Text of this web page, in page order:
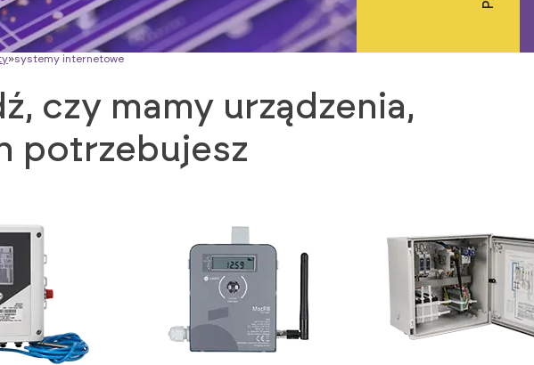
»systemy internetowe
czy mamy urządzenia,
potrzebujesz